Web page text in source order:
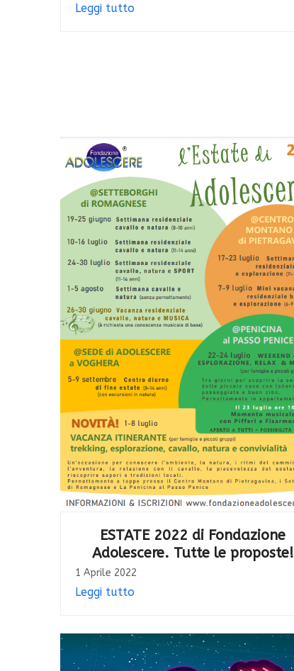
Leggi tutto
ESTATE 2022 di Fondazione
Adolescere. Tutte le proposte!
1 Aprile 2022
Leggi tutto